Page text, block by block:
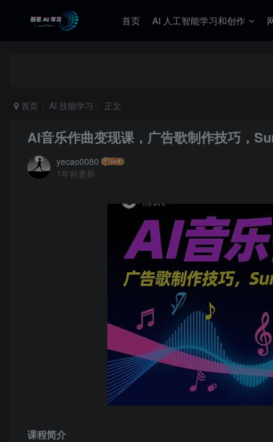
首页 AI 人工智能学习和创作
首页 AI 技能学习 正文
AI音乐作曲变现课，广告歌制作技巧，
yecao0080
1年前更新
课程简介